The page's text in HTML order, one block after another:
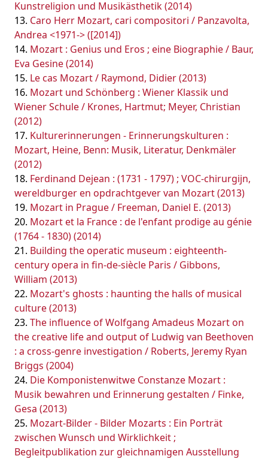
Kunstreligion und Musikästhetik (2014)
Caro Herr Mozart, cari compositori / Panzavolta,
Andrea <1971-> ([2014])
Mozart : Genius und Eros ; eine Biographie / Baur,
Eva Gesine (2014)
Le cas Mozart / Raymond, Didier (2013)
Mozart und Schönberg : Wiener Klassik und
Wiener Schule / Krones, Hartmut; Meyer, Christian
(2012)
Kulturerinnerungen - Erinnerungskulturen :
Mozart, Heine, Benn: Musik, Literatur, Denkmäler
(2012)
Ferdinand Dejean : (1731 - 1797) ; VOC-chirurgijn,
wereldburger en opdrachtgever van Mozart (2013)
Mozart in Prague / Freeman, Daniel E. (2013)
Mozart et la France : de l'enfant prodige au génie
(1764 - 1830) (2014)
Building the operatic museum : eighteenth-
century opera in fin-de-siècle Paris / Gibbons,
William (2013)
Mozart's ghosts : haunting the halls of musical
culture (2013)
The influence of Wolfgang Amadeus Mozart on
the creative life and output of Ludwig van Beethoven
: a cross-genre investigation / Roberts, Jeremy Ryan
Briggs (2004)
Die Komponistenwitwe Constanze Mozart :
Musik bewahren und Erinnerung gestalten / Finke,
Gesa (2013)
Mozart-Bilder - Bilder Mozarts : Ein Porträt
zwischen Wunsch und Wirklichkeit ;
Begleitpublikation zur gleichnamigen Ausstellung